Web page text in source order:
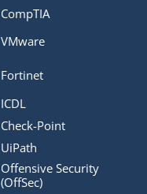
CompTIA
VMware
Fortinet
ICDL
Check-Point
UiPath
Offensive Security
(OffSec)